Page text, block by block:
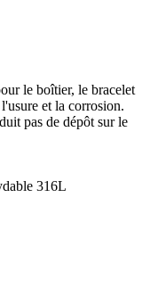
le boîtier, le bracelet
et la corrosion.
pas de dépôt sur le
316L